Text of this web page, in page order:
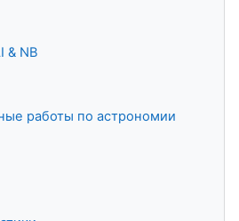
& NB
работы по астрономии